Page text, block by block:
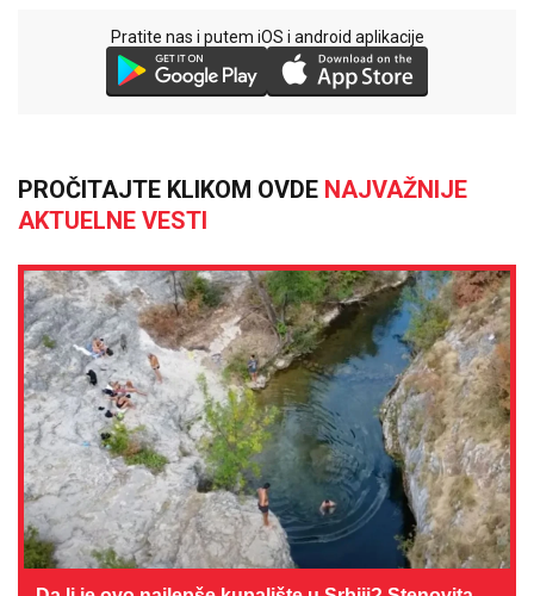
Pratite nas i putem iOS i android aplikacije
PROČITAJTE KLIKOM OVDE NAJVAŽNIJE
AKTUELNE VESTI